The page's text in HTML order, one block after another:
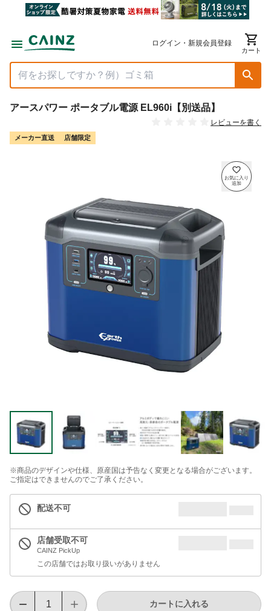
ログイン・新規会員登録
カート
アースパワー ポータブル電源 EL960i【別送品】
レビューを書く
メーカー直送 店舗限定
※商品のデザインや仕様、原産国は予告なく変更となる場合がございます。
ご指定はできませんのでご了承ください。
配送不可
店舗受取不可
CAINZ PickUp
この店舗ではお取り扱いがありません
カートに入れる